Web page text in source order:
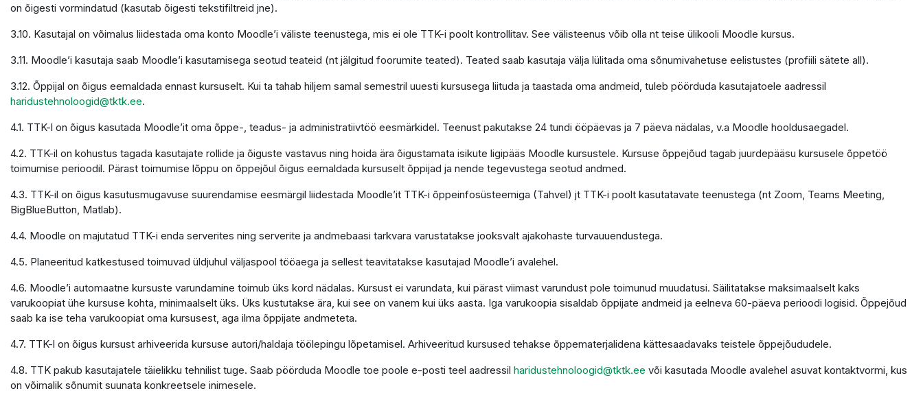
on õigesti vormindatud (kasutab õigesti tekstifiltreid jne).
3.10. Kasutajal on võimalus liidestada oma konto Moodle’i väliste teenustega, mis ei ole TTK-i poolt kontrollitav. See välisteenus võib olla nt teise ülikooli Moodle kursus.
3.11. Moodle’i kasutaja saab Moodle’i kasutamisega seotud teateid (nt jälgitud foorumite teated). Teated saab kasutaja välja lülitada oma sõnumivahetuse eelistustes (profiili sätete all).
3.12. Õppijal on õigus eemaldada ennast kursuselt. Kui ta tahab hiljem samal semestril uuesti kursusega liituda ja taastada oma andmeid, tuleb pöörduda kasutajatoele aadressil
haridustehnoloogid@tktk.ee.
4.1. TTK-l on õigus kasutada Moodle’it oma õppe-, teadus- ja administratiivtöö eesmärkidel. Teenust pakutakse 24 tundi ööpäevas ja 7 päeva nädalas, v.a Moodle hooldusaegadel.
4.2. TTK-il on kohustus tagada kasutajate rollide ja õiguste vastavus ning hoida ära õigustamata isikute ligipääs Moodle kursustele. Kursuse õppejõud tagab juurdepääsu kursusele õppetöö
toimumise perioodil. Pärast toimumise lõppu on õppejõul õigus eemaldada kursuselt õppijad ja nende tegevustega seotud andmed.
4.3. TTK-il on õigus kasutusmugavuse suurendamise eesmärgil liidestada Moodle’it TTK-i õppeinfosüsteemiga (Tahvel) jt TTK-i poolt kasutatavate teenustega (nt Zoom, Teams Meeting,
BigBlueButton, Matlab).
4.4. Moodle on majutatud TTK-i enda serverites ning serverite ja andmebaasi tarkvara varustatakse jooksvalt ajakohaste turvauuendustega.
4.5. Planeeritud katkestused toimuvad üldjuhul väljaspool tööaega ja sellest teavitatakse kasutajad Moodle’i avalehel.
4.6. Moodle’i automaatne kursuste varundamine toimub üks kord nädalas. Kursust ei varundata, kui pärast viimast varundust pole toimunud muudatusi. Säilitatakse maksimaalselt kaks
varukoopiat ühe kursuse kohta, minimaalselt üks. Üks kustutakse ära, kui see on vanem kui üks aasta. Iga varukoopia sisaldab õppijate andmeid ja eelneva 60-päeva perioodi logisid. Õppejõud
saab ka ise teha varukoopiat oma kursusest, aga ilma õppijate andmeteta.
4.7. TTK-l on õigus kursust arhiveerida kursuse autori/haldaja töölepingu lõpetamisel. Arhiveeritud kursused tehakse õppematerjalidena kättesaadavaks teistele õppejõududele.
4.8. TTK pakub kasutajatele täielikku tehnilist tuge. Saab pöörduda Moodle toe poole e-posti teel aadressil haridustehnoloogid@tktk.ee või kasutada Moodle avalehel asuvat kontaktvormi, kus
on võimalik sõnumit suunata konkreetsele inimesele.